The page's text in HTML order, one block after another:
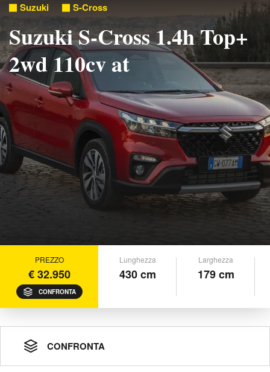
Suzuki S-Cross
Suzuki S-Cross 1.4h Top+
2wd 110cv at
PREZZO
€ 32.950
CONFRONTA
Lunghezza
430 cm
Larghezza
179 cm
CONFRONTA